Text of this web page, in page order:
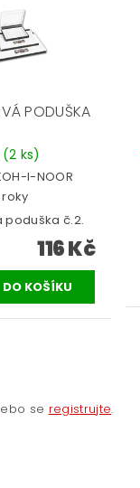
PODUŠKA
(2 ks)
I-NOOR
poduška č.2.
116 Kč
se registrujte.